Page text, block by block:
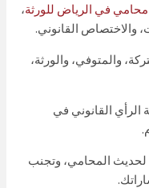
في الرياض للورثة،
والاختصاص القانوني.
والمتوفي، والورثة،
القانوني في
لحديث المحامي، وتجنب